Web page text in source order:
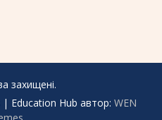
захищені.
| Education Hub автор: WEN